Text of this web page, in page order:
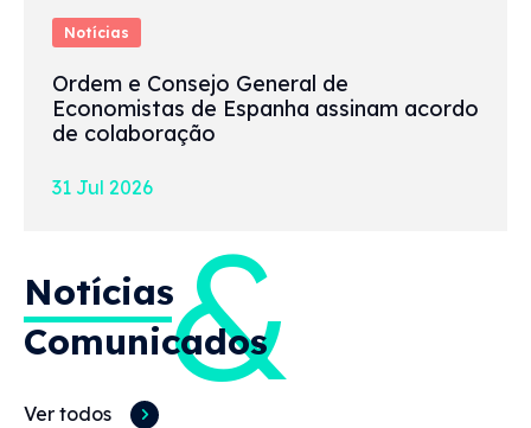
Notícias
Ordem e Consejo General de
Economistas de Espanha assinam acordo
de colaboração
31 Jul 2026
Notícias&
Comunicados
Ver todos